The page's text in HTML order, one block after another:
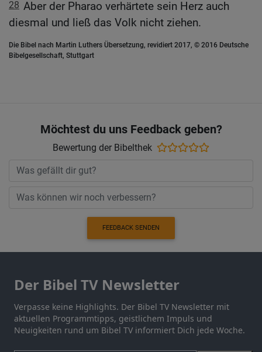
28 Aber der Pharao verhärtete sein Herz auch
diesmal und ließ das Volk nicht ziehen.
Die Bibel nach Martin Luthers Übersetzung, revidiert 2017, © 2016 Deutsche
Bibelgesellschaft, Stuttgart
Möchtest du uns Feedback geben?
Bewertung der Bibelthek
FEEDBACK SENDEN
Der Bibel TV Newsletter
Verpasse keine Highlights. Der Bibel TV Newsletter mit
aktuellen Programmtipps, geistlichem Impuls und
Neuigkeiten rund um Bibel TV informiert Dich jede Woche.